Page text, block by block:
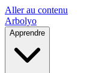
Aller au contenu
Arbolyo
Apprendre